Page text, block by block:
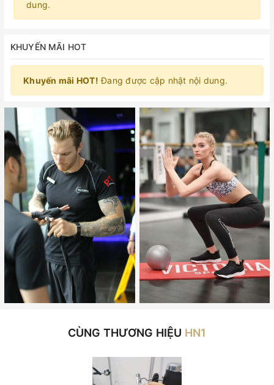
dung.
KHUYẾN MÃI HOT
Khuyến mãi HOT! Đang được cập nhật nội dung.
CÙNG THƯƠNG HIỆU HN1